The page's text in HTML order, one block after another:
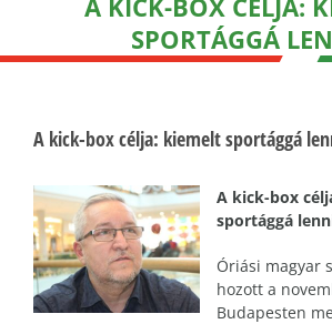
A KICK-BOX CÉLJA:
SPORTÁGGÁ
A kick-box célja: kiemelt sportággá
A kick-box
sportággá
Óriási magyar
hozott a
Budapesten